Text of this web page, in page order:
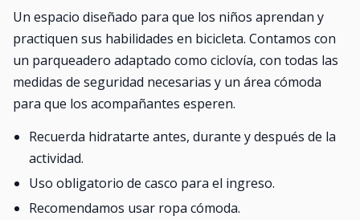
Un espacio diseñado para que los niños aprendan y
practiquen sus habilidades en bicicleta. Contamos con
un parqueadero adaptado como ciclovía, con todas las
medidas de seguridad necesarias y un área cómoda
para que los acompañantes esperen.
Recuerda hidratarte antes, durante y después de la
actividad.
Uso obligatorio de casco para el ingreso.
Recomendamos usar ropa cómoda.